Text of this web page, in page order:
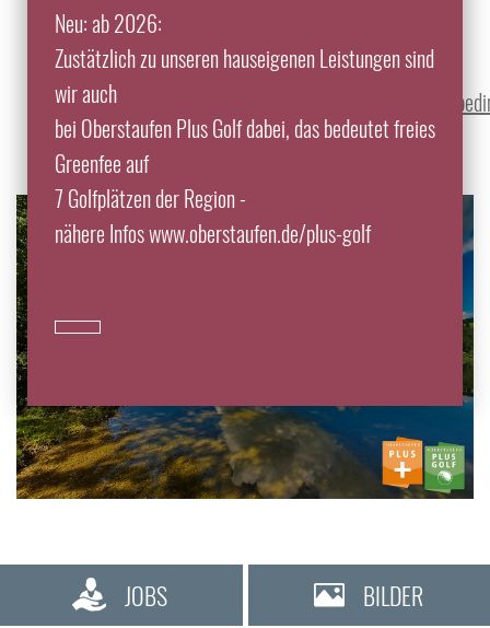
Neu: ab 2026:
Zustätzlich zu unseren hauseigenen Leistungen sind
wir auch
bei Oberstaufen Plus Golf dabei, das bedeutet freies
Greenfee auf
7 Golfplätzen der Region -
nähere Infos www.oberstaufen.de/plus-golf
Preisminderung oder zur kostenfreien Stornierung."
Siehe auch
www.oberstaufen.de/urlaub/gaestekarte/
JOBS BILDER